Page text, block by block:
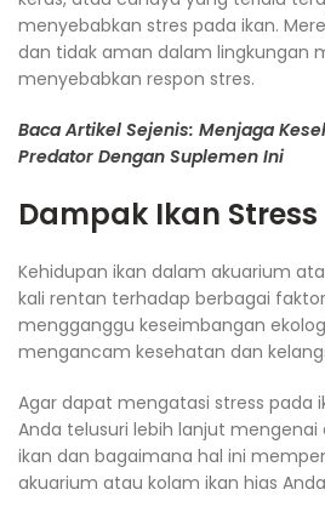
menyebabkan stres pada ikan.
dan tidak aman dalam lingkungan
menyebabkan respon stres.
Baca Artikel Sejenis: Menjaga
Predator Dengan Suplemen Ini
Dampak Ikan Stress
Kehidupan ikan dalam akuarium
kali rentan terhadap berbagai
mengganggu keseimbangan
mengancam kesehatan dan
Agar dapat mengatasi stress pada
Anda telusuri lebih lanjut
ikan dan bagaimana hal ini
akuarium atau kolam ikan hias